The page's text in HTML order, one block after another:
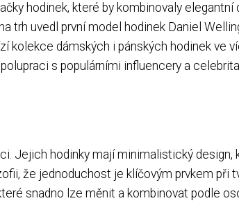
hodinek, které by kombinovaly
uvedl první model hodinek Daniel
kolekce dámských i pánských hodinek ve
s populárními influencery a
Jejich hodinky mají minimalistický design,
že jednoduchost je klíčovým prvkem při
snadno lze měnit a kombinovat podle